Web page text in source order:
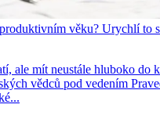
věku? Urychlí to
ale mít neustále hluboko do
vědců pod vedením